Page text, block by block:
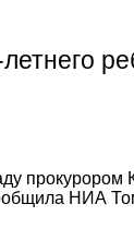
прокурором
НИА